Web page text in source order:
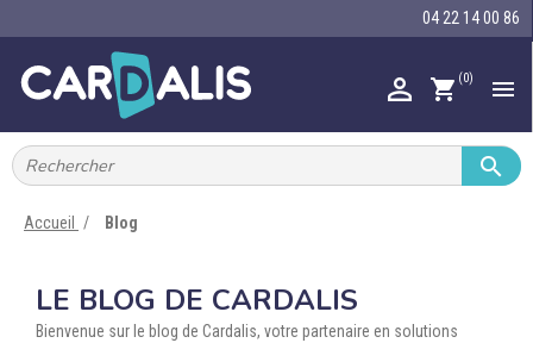
04 22 14 00 86
 shopping_cart (0) 
IMPRIMANTES À BADGES 
PORTE-BADGE

Accueil Blog
LE BLOG DE CARDALIS
Bienvenue sur le blog de Cardalis, votre partenaire en solutions